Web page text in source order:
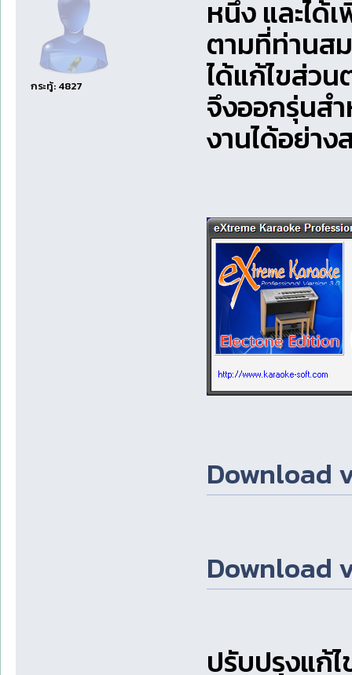
กระทู้: 4827
หนึ่ง และได้
ตามที่ท่านส
ได้แก้ไขส่ว
จึงออกรุ่นสำ
งานได้อย่า
Download
Download
ปรับปรุงแก้